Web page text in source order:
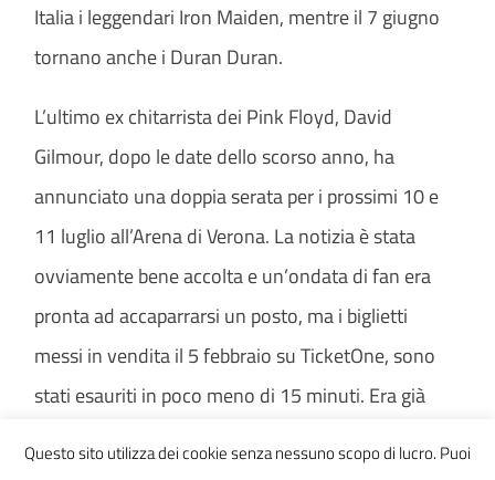
Italia i leggendari Iron Maiden, mentre il 7 giugno
tornano anche i Duran Duran.
L’ultimo ex chitarrista dei Pink Floyd, David
Gilmour, dopo le date dello scorso anno, ha
annunciato una doppia serata per i prossimi 10 e
11 luglio all’Arena di Verona. La notizia è stata
ovviamente bene accolta e un’ondata di fan era
pronta ad accaparrarsi un posto, ma i biglietti
messi in vendita il 5 febbraio su TicketOne, sono
stati esauriti in poco meno di 15 minuti. Era già
Questo sito utilizza dei cookie senza nessuno scopo di lucro. Puoi